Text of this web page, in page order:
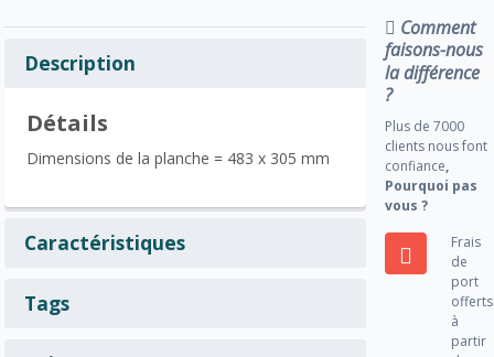
Description
Détails
Dimensions de la planche = 483 x 305 mm
Caractéristiques
Tags
Comment
faisons-nous
la différence
?
Plus de 7000
clients nous font
confiance,
Pourquoi pas
vous ?
Frais
de
port
offerts
à
partir